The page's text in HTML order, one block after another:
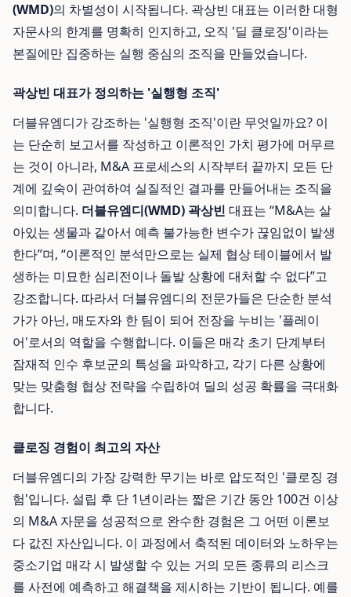
(WMD)의 차별성이 시작됩니다. 곽상빈 대표는 이러한 대형
자문사의 한계를 명확히 인지하고, 오직 '딜 클로징'이라는
본질에만 집중하는 실행 중심의 조직을 만들었습니다.
곽상빈 대표가 정의하는 '실행형 조직'
더블유엠디가 강조하는 '실행형 조직'이란 무엇일까요? 이
는 단순히 보고서를 작성하고 이론적인 가치 평가에 머무르
는 것이 아니라, M&A 프로세스의 시작부터 끝까지 모든 단
계에 깊숙이 관여하여 실질적인 결과를 만들어내는 조직을
의미합니다. 더블유엠디(WMD) 곽상빈 대표는 “M&A는 살
아있는 생물과 같아서 예측 불가능한 변수가 끊임없이 발생
한다”며, “이론적인 분석만으로는 실제 협상 테이블에서 발
생하는 미묘한 심리전이나 돌발 상황에 대처할 수 없다”고
강조합니다. 따라서 더블유엠디의 전문가들은 단순한 분석
가가 아닌, 매도자와 한 팀이 되어 전장을 누비는 '플레이
어'로서의 역할을 수행합니다. 이들은 매각 초기 단계부터
잠재적 인수 후보군의 특성을 파악하고, 각기 다른 상황에
맞는 맞춤형 협상 전략을 수립하여 딜의 성공 확률을 극대화
합니다.
클로징 경험이 최고의 자산
더블유엠디의 가장 강력한 무기는 바로 압도적인 '클로징 경
험'입니다. 설립 후 단 1년이라는 짧은 기간 동안 100건 이상
의 M&A 자문을 성공적으로 완수한 경험은 그 어떤 이론보
다 값진 자산입니다. 이 과정에서 축적된 데이터와 노하우는
중소기업 매각 시 발생할 수 있는 거의 모든 종류의 리스크
를 사전에 예측하고 해결책을 제시하는 기반이 됩니다. 예를